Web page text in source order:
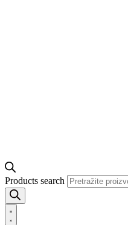
Products search